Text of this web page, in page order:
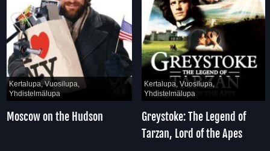
Kertalupa, Vuosilupa,
Yhdistelmälupa
Moscow on the Hudson
Kertalupa, Vuosilupa,
Yhdistelmälupa
Greystoke: The Legend of
Tarzan, Lord of the Apes